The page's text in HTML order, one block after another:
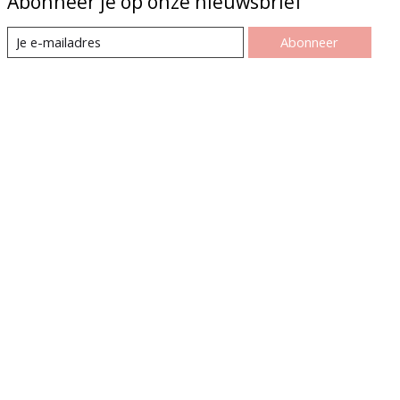
Abonneer